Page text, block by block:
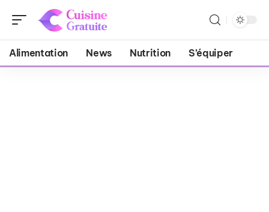
Alimentation News Nutrition S’équiper